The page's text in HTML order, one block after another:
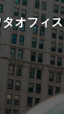
オフィス